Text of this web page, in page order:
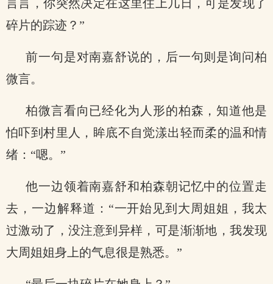
言言，你突然决定在这里住上几日，可是发现了
碎片的踪迹？”
前一句是对南嘉舒说的，后一句则是询问柏
微言。
柏微言看向已经化为人形的柏森，知道他是
怕吓到村里人，眸底不自觉漾出轻而柔的温和情
绪：“嗯。”
他一边领着南嘉舒和柏森朝记忆中的位置走
去，一边解释道：“一开始见到大周姐姐，我太
过激动了，没注意到异样，可是渐渐地，我发现
大周姐姐身上的气息很是熟悉。”